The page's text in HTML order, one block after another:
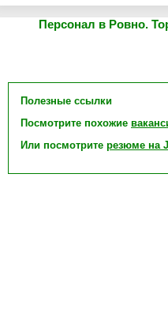
Персонал в Ровно.
Полезные ссылки
Посмотрите похожие
Или посмотрите резюме на